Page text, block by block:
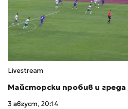
Livestream
Майсторски пробив и
3 август, 20:14